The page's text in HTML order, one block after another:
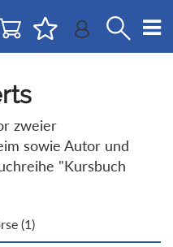
zweier
sowie Autor und
"Kursbuch
(1)